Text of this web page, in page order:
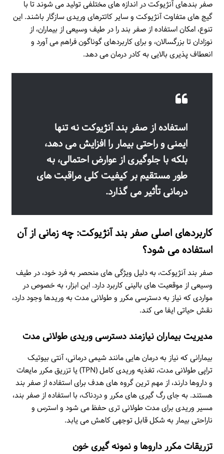
صفر بندهای آنژیوکت در اندازه های مختلفی تولید می شوند تا با
گیج های متفاوت آنژیوکت و سایر کاتترهای وریدی سازگار باشند. این
تنوع، امکان استفاده از صفر بند را در طیف وسیعی از بیماران، از
نوزادان تا بزرگسالان، و برای کاربردهای گوناگون فراهم می آورد و
انعطاف پذیری بالایی به کادر درمان می دهد.
استفاده از صفر بند آنژیوکت نه تنها
ایمنی و راحتی بیمار را افزایش می دهد،
بلکه با جلوگیری از عوارض احتمالی، به
طور مستقیم بر کیفیت کلی مراقبت های
درمانی تأثیر می گذارد.
کاربردهای اصلی صفر بند آنژیوکت: چه زمانی از آن
استفاده می شود؟
صفر بند آنژیوکت، به دلیل ویژگی های منحصر به فرد خود، در طیف
وسیعی از موقعیت های بالینی کاربرد دارد. این ابزار، به خصوص در
مواردی که نیاز به دسترسی مکرر و طولانی مدت به وریدها وجود دارد،
نقش حیاتی ایفا می کند.
مدیریت بیماران نیازمند دسترسی وریدی طولانی مدت
بیمارانی که نیاز به درمان هایی مانند شیمی درمانی، آنتی بیوتیک
تراپی طولانی مدت، تغذیه وریدی کامل (TPN) یا تزریق مکرر مایعات
و داروها دارند، از مهم ترین گروه های هدف برای استفاده از صفر بند
هستند. به جای رگ گیری های مکرر و دردناک، با استفاده از صفر بند،
مسیر وریدی برای مدت طولانی تری حفظ می شود و استرس و
ناراحتی بیمار به شکل قابل توجهی کاهش می یابد.
تزریقات مکرر داروها و نمونه گیری خون